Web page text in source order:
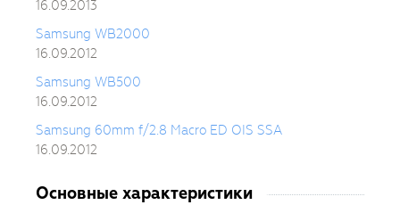
16.09.2013
Samsung WB2000
16.09.2012
Samsung WB500
16.09.2012
Samsung 60mm f/2.8 Macro ED OIS SSA
16.09.2012
Основные характеристики